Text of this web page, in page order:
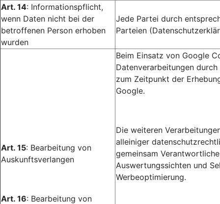
Art. 14: Informationspflicht,
wenn Daten nicht bei der
betroffenen Person erhoben
wurden
Jede Partei durch
Parteien
Art. 15: Bearbeitung von
Auskunftsverlangen
Art. 16: Bearbeitung von
Beim Einsatz von Google
Datenverarbeitungen
zum Zeitpunkt der
Google.
Die weiteren
alleiniger
gemeinsam
Auswertungssichten und
Werbeoptimierung.